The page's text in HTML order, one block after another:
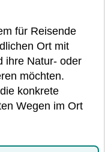
für Reisende
Ort mit
ihre Natur- oder
möchten.
konkrete
Wegen im Ort